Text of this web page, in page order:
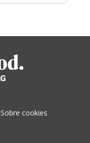
Sobre cookies